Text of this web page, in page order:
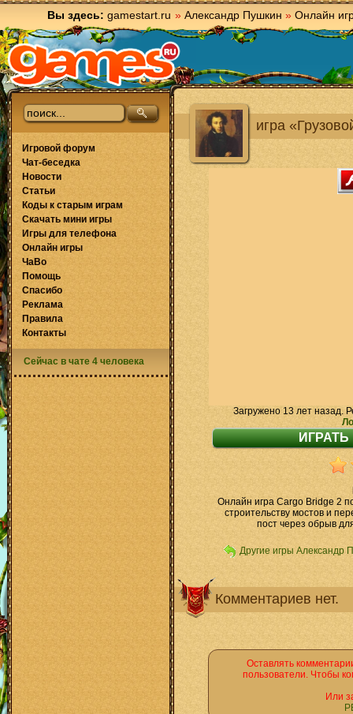
Вы здесь: gamestart.ru » Александр Пушкин » Онлайн
игра
Загружено 13 лет назад.
Онлайн игра Cargo Bridge 2
строительству мостов и
пост через обрыв
Другие игры Александр
Комментариев нет.
Оставлять
пользователи. Чтобы
Или
Игровой форум
Чат-беседка
Новости
Статьи
Коды к старым играм
Скачать мини игры
Игры для телефона
Онлайн игры
ЧаВо
Помощь
Спасибо
Реклама
Правила
Контакты
Сейчас в чате 4 человека